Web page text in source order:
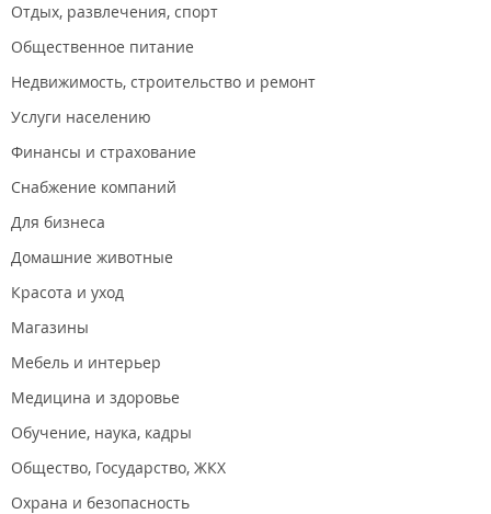
Отдых, развлечения, спорт
Общественное питание
Недвижимость, строительство и ремонт
Услуги населению
Финансы и страхование
Снабжение компаний
Для бизнеса
Домашние животные
Красота и уход
Магазины
Мебель и интерьер
Медицина и здоровье
Обучение, наука, кадры
Общество, Государство, ЖКХ
Охрана и безопасность